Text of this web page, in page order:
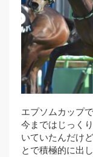
エプソムカップ
今まではじっく
いていたんだけ
とで積極的に出